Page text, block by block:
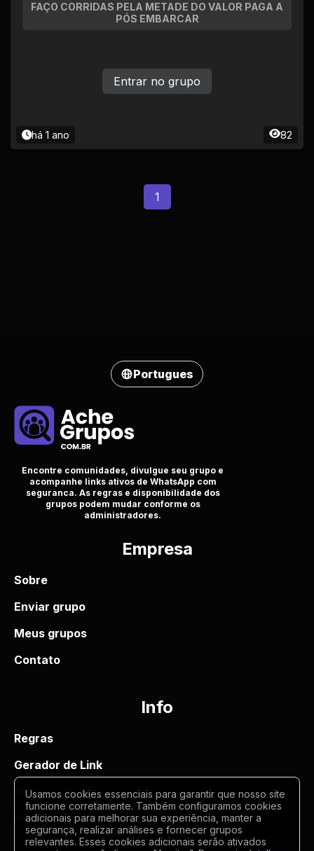
FAÇO CORRIDAS PELA METADE DO VALOR PAGA A
PÓS EMBARCAR
há 1 ano 82
Entrar no grupo
1
Portugues
Encontre comunidades, divulgue seu grupo e
acompanhe links ativos de WhatsApp com
seguranca. As regras e disponibilidade dos
grupos podem mudar conforme os
administradores.
Empresa
Sobre
Enviar grupo
Meus grupos
Contato
Info
Regras
Gerador de Link
Termos de uso
Politica de privacidade
Usamos cookies essenciais para garantir que nosso site
funcione corretamente. Também configuramos cookies
adicionais para melhorar sua experiência, manter a
segurança, realizar análises e fornecer grupos
relevantes. Esses cookies adicionais serão ativados